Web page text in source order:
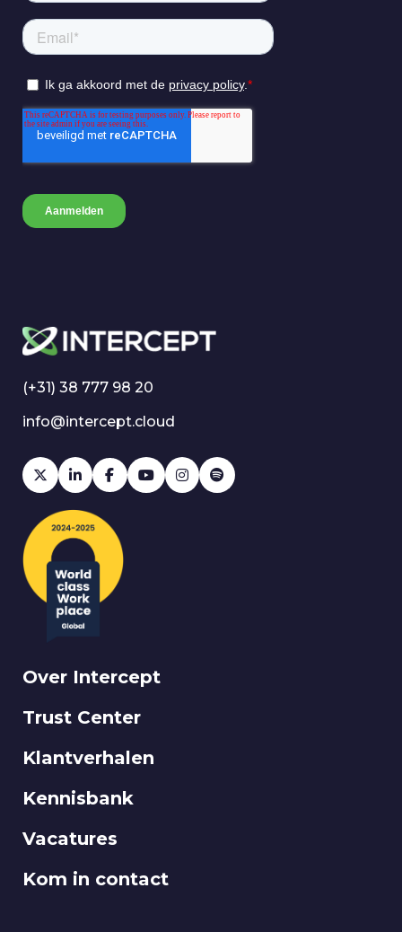
Over Intercept
Trust Center
Klantverhalen
Kennisbank
Vacatures
Kom in contact
(+31) 38 777 98 20
info@intercept.cloud